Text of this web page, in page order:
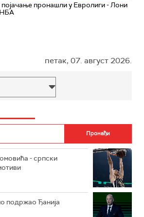
појачање пронашли у Евролиги - Лони
НБА
петак, 07. август 2026.
- српски
подржао Ђанија